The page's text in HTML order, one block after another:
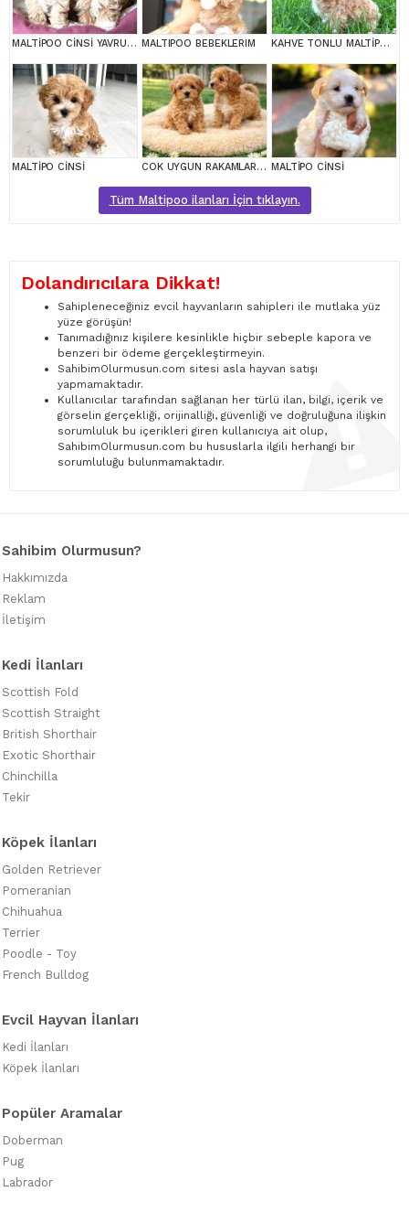
MALTİPOO CİNSİ YAVRULAR EV ÜRETİMİ MALTIPOO BEBEKLERIM KAHVE TONLU MALTİPOO CİNSİ YAVRULAR
MALTİPO CİNSİ COK UYGUN RAKAMLARA GERÇEK MALTİPOO YAVRULAR MALTİPO CİNSİ
Tüm Maltipoo ilanları İçin tıklayın.
Dolandırıcılara Dikkat!
Sahipleneceğiniz evcil hayvanların sahipleri ile mutlaka yüz
yüze görüşün!
Tanımadığınız kişilere kesinlikle hiçbir sebeple kapora ve
benzeri bir ödeme gerçekleştirmeyin.
SahibimOlurmusun.com sitesi asla hayvan satışı
yapmamaktadır.
Kullanıcılar tarafından sağlanan her türlü ilan, bilgi, içerik ve
görselin gerçekliği, orijinalliği, güvenliği ve doğruluğuna ilişkin
sorumluluk bu içerikleri giren kullanıcıya ait olup,
SahibimOlurmusun.com bu hususlarla ilgili herhangi bir
sorumluluğu bulunmamaktadır.
Sahibim Olurmusun?
Hakkımızda
Reklam
İletişim
Kedi İlanları
Scottish Fold
Scottish Straight
British Shorthair
Exotic Shorthair
Chinchilla
Tekir
Köpek İlanları
Golden Retriever
Pomeranian
Chihuahua
Terrier
Poodle - Toy
French Bulldog
Evcil Hayvan İlanları
Kedi İlanları
Köpek İlanları
Popüler Aramalar
Doberman
Pug
Labrador